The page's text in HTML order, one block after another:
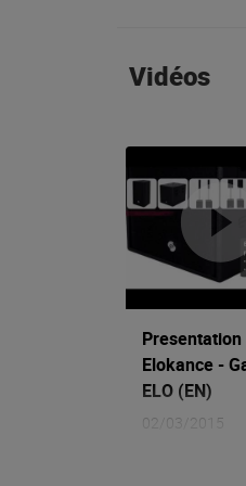
Vidéos
Presentation
Elokance -
ELO (EN)
02/03/2015